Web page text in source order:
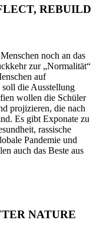
REBUILD
noch an das
zur „Normalität“
auf
soll die Ausstellung
wollen die Schüler
projizieren, die nach
Es gibt Exponate zu
rassische
Pandemie und
auch das Beste aus
NATURE